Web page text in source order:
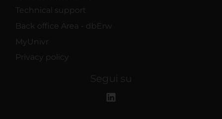
Technical support
Back office Area - dbErw
MyUnivr
Privacy policy
Segui su